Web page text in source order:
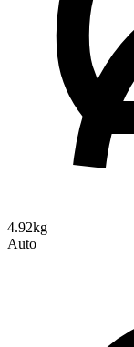
4.92kg
Auto